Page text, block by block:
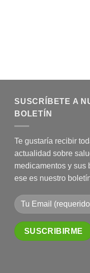
SUSCRÍBETE A
BOLETÍN
Te gustaría recibir
actualidad sobre
medicamentos y sus
ese es nuestro